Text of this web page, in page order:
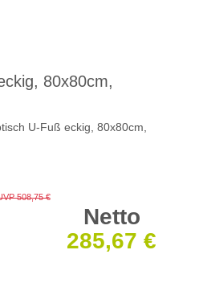
80x80cm,
U-Fuß eckig, 80x80cm,
508,75 €
Netto
285,67 €